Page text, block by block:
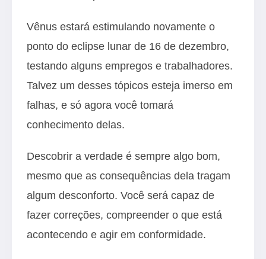
Vênus estará estimulando novamente o
ponto do eclipse lunar de 16 de dezembro,
testando alguns empregos e trabalhadores.
Talvez um desses tópicos esteja imerso em
falhas, e só agora você tomará
conhecimento delas.
Descobrir a verdade é sempre algo bom,
mesmo que as consequências dela tragam
algum desconforto. Você será capaz de
fazer correções, compreender o que está
acontecendo e agir em conformidade.